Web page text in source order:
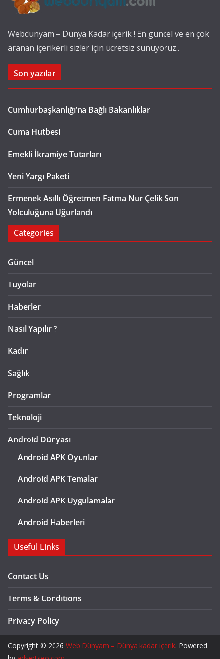
Webdunyam – Dünya Kadar içerik ! En güncel ve en çok
aranan içerikerli sizler için ücretsiz sunuyoruz..
Son yazılar
Cumhurbaşkanlığı’na Bağlı Bakanlıklar
Cuma Hutbesi
Emekli İkramiye Tutarları
Yeni Yargı Paketi
Ermenek Asıllı Öğretmen Fatma Nur Çelik Son
Yolculuğuna Uğurlandı
Categories
Güncel
Tüyolar
Haberler
Nasıl Yapılır ?
Kadın
Sağlık
Programlar
Teknoloji
Android Dünyası
Android APK Oyunlar
Android APK Temalar
Android APK Uygulamalar
Android Haberleri
Useful Links
Contact Us
Terms & Conditions
Privacy Policy
Copyright © 2026 Web Dünyam – Dünya kadar içerik. Powered